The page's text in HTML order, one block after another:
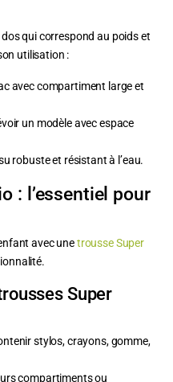
qui correspond au poids et
utilisation :
avec compartiment large et
un modèle avec espace
robuste et résistant à l’eau.
: l’essentiel pour
avec unetrousse Super
Super
stylos, crayons, gomme,
compartiments ou